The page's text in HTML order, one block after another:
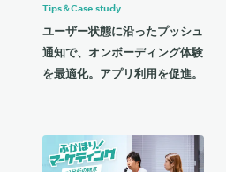
Tips＆Case study
ユーザー状態に沿ったプッシュ
通知で、オンボーディング体験
を最適化。アプリ利用を促進。